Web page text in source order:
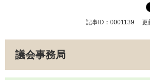
記事ID：0001139 更
議会事務局